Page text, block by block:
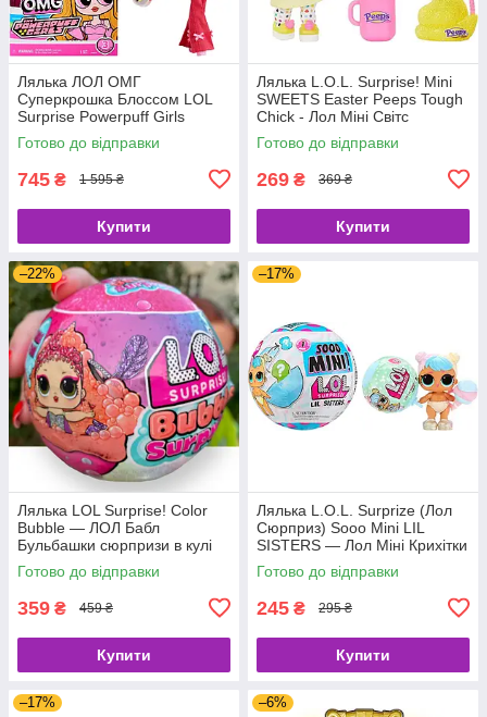
Лялька ЛОЛ ОМГ
Суперкрошка Блоссом LOL
Surprise Powerpuff Girls
Blossom 542827
Готово до відправки
745 ₴ 1 595 ₴
Купити
Лялька L.O.L. Surprise! Mini
SWEETS Easter Peeps Tough
Chick - Лол Міні Світс
Великдень Курча 590767
Готово до відправки
269 ₴ 369 ₴
Купити
–22%
Лялька LOL Surprise! Color
Bubble — ЛОЛ Бабл
Бульбашки сюрпризи в кулі
588870
Готово до відправки
359 ₴ 459 ₴
Купити
–17%
Лялька L.O.L. Surprize (Лол
Сюрприз) Sooo Mini LIL
SISTERS — Лол Міні Крихітки
— Сестрички 588436
Готово до відправки
245 ₴ 295 ₴
Купити
–17% –6%